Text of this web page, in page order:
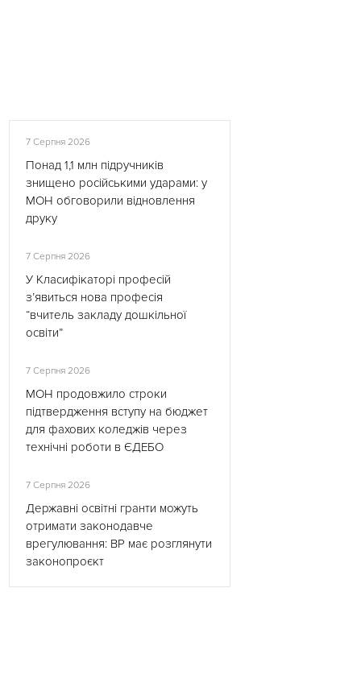
7 Серпня 2026
Понад 1,1 млн підручників
знищено російськими ударами: у
МОН обговорили відновлення
друку
7 Серпня 2026
У Класифікаторі професій
з’явиться нова професія
“вчитель закладу дошкільної
освіти”
7 Серпня 2026
МОН продовжило строки
підтвердження вступу на бюджет
для фахових коледжів через
технічні роботи в ЄДЕБО
7 Серпня 2026
Державні освітні гранти можуть
отримати законодавче
врегулювання: ВР має розглянути
законопроєкт